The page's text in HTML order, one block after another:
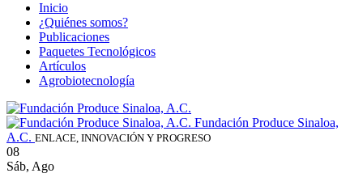
Inicio
¿Quiénes somos?
Publicaciones
Paquetes Tecnológicos
Artículos
Agrobiotecnología
Fundación Produce Sinaloa,
A.C. ENLACE, INNOVACIÓN Y PROGRESO
08
Sáb, Ago